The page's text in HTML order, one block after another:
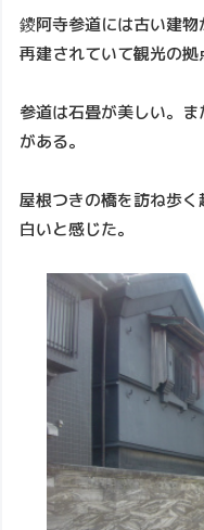
鑁阿寺参道には古い建
再建されていて観光の拠
参道は石畳が美しい。
がある。
屋根つきの橋を訪ね歩
白いと感じた。